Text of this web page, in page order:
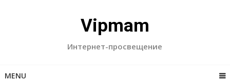
Vipmam
Интернет-просвещение
MENU